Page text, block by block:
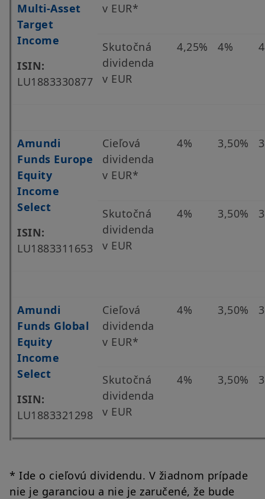
Multi-Asset
Target
Income
ISIN:
LU1883330877
v EUR*
Skutočná
dividenda
v EUR
4,25% 4%
Amundi
Funds Europe
Equity
Income
Select
ISIN:
LU1883311653
Cieľová
dividenda
v EUR*
4% 3,50%
Skutočná
dividenda
v EUR
4% 3,50%
Amundi
Funds Global
Equity
Income
Select
ISIN:
LU1883321298
Cieľová
dividenda
v EUR*
4% 3,50%
Skutočná
dividenda
v EUR
4% 3,50%
* Ide o cieľovú dividendu. V žiadnom prípade
nie je garanciou a nie je zaručené, že bude